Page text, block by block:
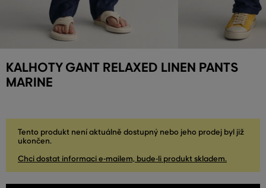
KALHOTY GANT RELAXED LINEN PANTS
MARINE
Tento produkt není aktuálně dostupný nebo jeho prodej byl již
ukončen.
Chci dostat informaci e-mailem, bude-li produkt skladem.